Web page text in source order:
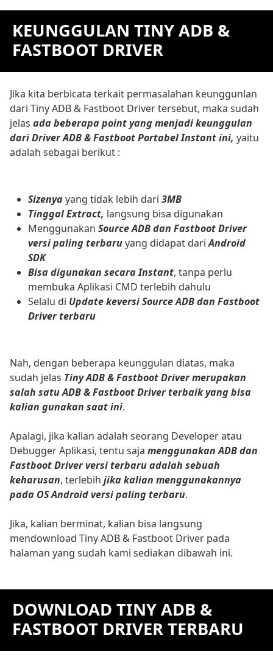
KEUNGGULAN TINY ADB &
FASTBOOT DRIVER
Jika kita berbicata terkait permasalahan keunggunlan
dari Tiny ADB & Fastboot Driver tersebut, maka sudah
jelas ada beberapa point yang menjadi keunggulan
dari Driver ADB & Fastboot Portabel Instant ini, yaitu
adalah sebagai berikut :
Sizenyayang tidak lebih dari 3MB
Tinggal Extract, langsung bisa digunakan
Menggunakan Source ADB dan Fastboot Driver
versi paling terbaruyang didapat dariAndroid
SDK
Bisa digunakan secara Instant, tanpa perlu
membuka Aplikasi CMD terlebih dahulu
Selalu di Update keversi Source ADB dan Fastboot
Driver terbaru
Nah, dengan beberapa keunggulan diatas, maka
sudah jelas Tiny ADB & Fastboot Driver merupakan
salah satu ADB & Fastboot Driver terbaik yang bisa
kalian gunakan saat ini.
Apalagi, jika kalian adalah seorang Developer atau
Debugger Aplikasi, tentu saja menggunakan ADB dan
Fastboot Driver versi terbaru adalah sebuah
keharusan, terlebih jika kalian menggunakannya
pada OS Android versi paling terbaru.
Jika, kalian berminat, kalian bisa langsung
mendownload Tiny ADB & Fastboot Driver pada
halaman yang sudah kami sediakan dibawah ini.
DOWNLOAD TINY ADB &
FASTBOOT DRIVER TERBARU